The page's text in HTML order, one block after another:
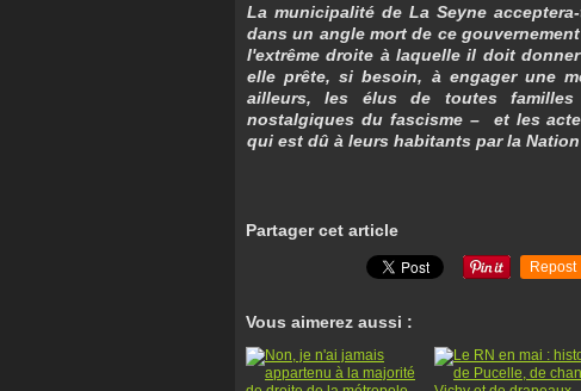
La municipalité de La Seyne
dans un angle mort de ce
l'extrême droite à laquelle il doit
elle prête, si besoin, à engager une
ailleurs, les élus de toutes
nostalgiques du fascisme – et les
qui est dû à leurs habitants par la
Partager cet article
Repost
Vous aimerez aussi :